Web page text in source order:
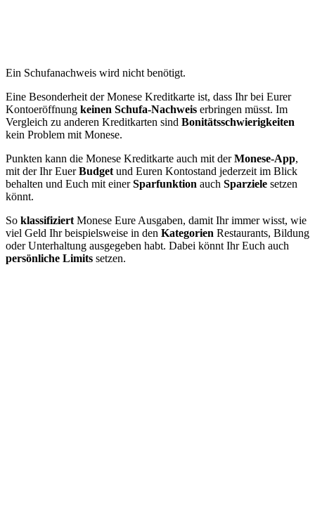
Ein Schufanachweis wird nicht benötigt.
Eine Besonderheit der Monese Kreditkarte ist, dass Ihr bei Eurer
Kontoeröffnung keinen Schufa-Nachweis erbringen müsst. Im
Vergleich zu anderen Kreditkarten sind Bonitätsschwierigkeiten
kein Problem mit Monese.
Punkten kann die Monese Kreditkarte auch mit derMonese-App,
mit der Ihr EuerBudget und Euren Kontostand jederzeit im Blick
behalten und Euch mit einerSparfunktion auch Sparziele setzen
könnt.
So klassifiziert Monese Eure Ausgaben, damit Ihr immer wisst, wie
viel Geld Ihr beispielsweise in den Kategorien Restaurants, Bildung
oder Unterhaltung ausgegeben habt. Dabei könnt Ihr Euch auch
persönliche Limits setzen.